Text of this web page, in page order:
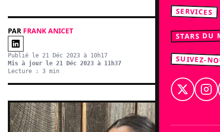
SERVICES
STARS DU
SUIVEZ-
PAR FRANK ANICET
Publié le 21 Déc 2023 à 10h17
Mis à jour le 21 Déc 2023 à 11h37
Lecture : 3 min